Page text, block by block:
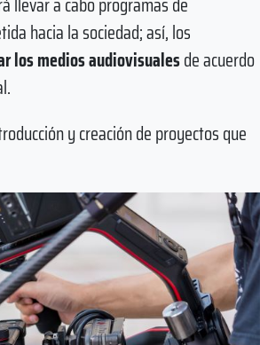
hacia la sociedad; así, los
los medios audiovisualesde acuerdo
y creación de proyectos que